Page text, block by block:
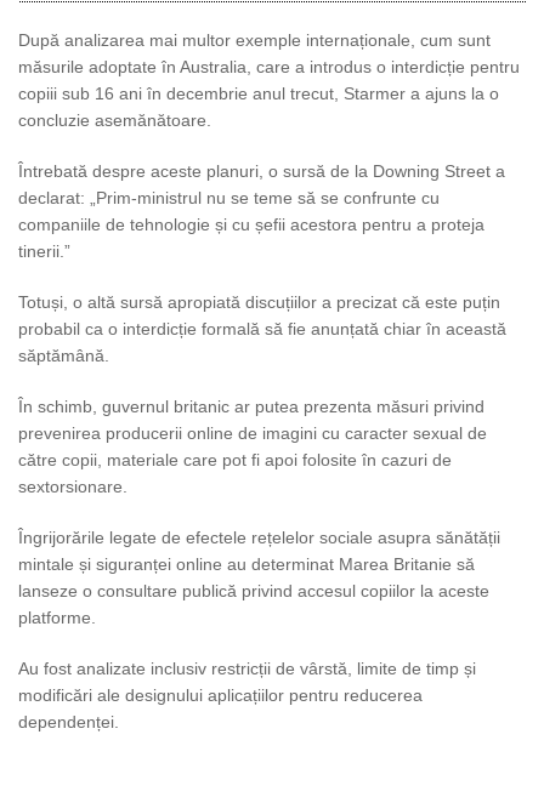
După analizarea mai multor exemple internaționale, cum sunt
măsurile adoptate în Australia, care a introdus o interdicție pentru
copiii sub 16 ani în decembrie anul trecut, Starmer a ajuns la o
concluzie asemănătoare.
Întrebată despre aceste planuri, o sursă de la Downing Street a
declarat: „Prim-ministrul nu se teme să se confrunte cu
companiile de tehnologie și cu șefii acestora pentru a proteja
tinerii.”
Totuși, o altă sursă apropiată discuțiilor a precizat că este puțin
probabil ca o interdicție formală să fie anunțată chiar în această
săptămână.
În schimb, guvernul britanic ar putea prezenta măsuri privind
prevenirea producerii online de imagini cu caracter sexual de
către copii, materiale care pot fi apoi folosite în cazuri de
sextorsionare.
Îngrijorările legate de efectele rețelelor sociale asupra sănătății
mintale și siguranței online au determinat Marea Britanie să
lanseze o consultare publică privind accesul copiilor la aceste
platforme.
Au fost analizate inclusiv restricții de vârstă, limite de timp și
modificări ale designului aplicațiilor pentru reducerea
dependenței.